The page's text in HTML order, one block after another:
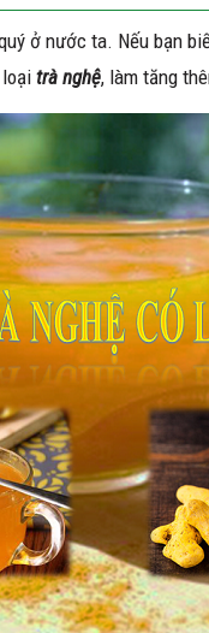
ở nước ta. Nếu bạn
trà nghệ, làm tăng